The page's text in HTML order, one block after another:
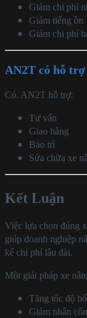
Giảm chi phí
Giảm tiếng ồn
Giảm chi phí
AN2T có hỗ
Có. AN2T hỗ trợ:
Tư vấn
Giao hàng
Bảo trì
Sửa chữa xe
Kết Luận
Việc lựa chọn đúng
giúp doanh nghiệp
kể chi phí lâu dài.
Một giải pháp xe
Tăng tốc độ
Giảm nhân